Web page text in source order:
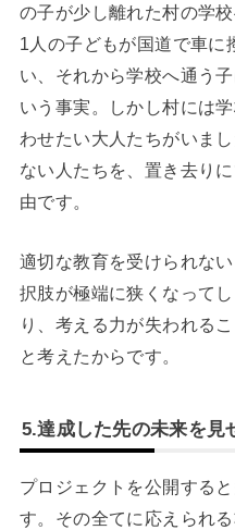
の子が少し離れた村の学
1人の子どもが国道で車に
い、それから学校へ通う
いう事実。しかし村には
わせたい大人たちがいま
ない人たちを、置き去り
由です。
適切な教育を受けられな
択肢が極端に狭くなって
り、考える力が失われる
と考えたからです。
5.達成した先の未来を見
プロジェクトを公開する
す。その全てに応えられ